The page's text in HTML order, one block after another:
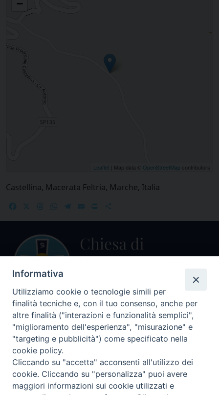
−
Leaflet | Map data © OpenStreetMap contributors
Castellina, Macerata Feltria, Marche, Italia
FacebookThreadsWhatsApp
Telegram
EmailPrint
Centralino Curia Vescovile
0541 913711
Indirizzo
47864 PENNABILLI (RN)
Seguici su
Informativa
Utilizziamo cookie o tecnologie simili per
finalità tecniche e, con il tuo consenso, anche per
altre finalità ("interazioni e funzionalità semplici",
"miglioramento dell'esperienza", "misurazione" e
"targeting e pubblicità") come specificato nella
cookie policy.
Cliccando su "accetta" acconsenti all'utilizzo dei
cookie. Cliccando su "personalizza" puoi avere
maggiori informazioni sui cookie utilizzati e